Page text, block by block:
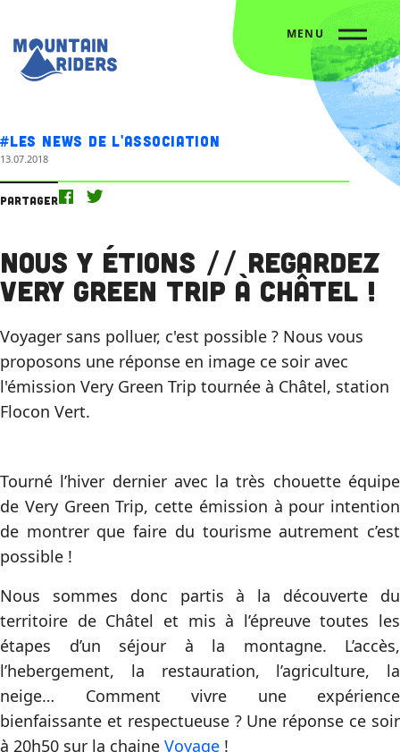
MENU
#Les news de l'association
13.07.2018
Partager
Nous y étions // Regardez
Very Green trip à Châtel !
Voyager sans polluer, c'est possible ? Nous vous
proposons une réponse en image ce soir avec
l'émission Very Green Trip tournée à Châtel, station
Flocon Vert.
Tourné l’hiver dernier avec la très chouette équipe
de Very Green Trip, cette émission à pour intention
de montrer que faire du tourisme autrement c’est
possible !
Nous sommes donc partis à la découverte du
territoire de Châtel et mis à l’épreuve toutes les
étapes d’un séjour à la montagne. L’accès,
l’hebergement, la restauration, l’agriculture, la
neige… Comment vivre une expérience
bienfaissante et respectueuse ? Une réponse ce soir
à 20h50 sur la chaine Voyage !